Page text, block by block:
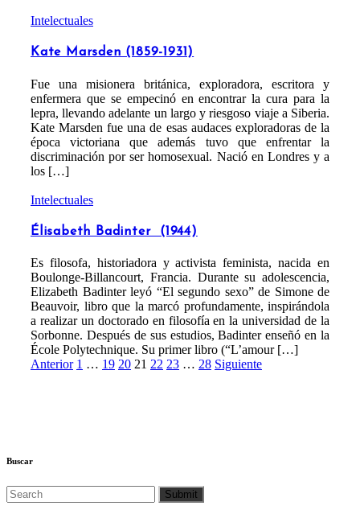
Intelectuales
Kate Marsden (1859-1931)
Fue una misionera británica, exploradora, escritora y
enfermera que se empecinó en encontrar la cura para la
lepra, llevando adelante un largo y riesgoso viaje a Siberia.
Kate Marsden fue una de esas audaces exploradoras de la
época victoriana que además tuvo que enfrentar la
discriminación por ser homosexual. Nació en Londres y a
los […]
Intelectuales
Élisabeth Badinter (1944)
Es filosofa, historiadora y activista feminista, nacida en
Boulonge-Billancourt, Francia. Durante su adolescencia,
Elizabeth Badinter leyó “El segundo sexo” de Simone de
Beauvoir, libro que la marcó profundamente, inspirándola
a realizar un doctorado en filosofía en la universidad de la
Sorbonne. Después de sus estudios, Badinter enseñó en la
École Polytechnique. Su primer libro (“L’amour […]
Paginación
Anterior 1 … 19 20 21 22 23 … 28 Siguiente
Buscar